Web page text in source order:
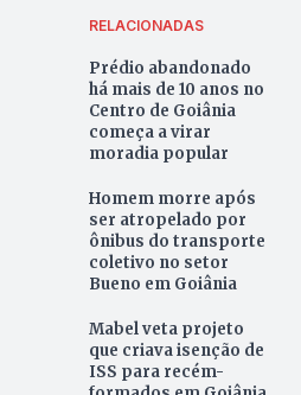
RELACIONADAS
Prédio abandonado
há mais de 10 anos no
Centro de Goiânia
começa a virar
moradia popular
Homem morre após
ser atropelado por
ônibus do transporte
coletivo no setor
Bueno em Goiânia
Mabel veta projeto
que criava isenção de
ISS para recém-